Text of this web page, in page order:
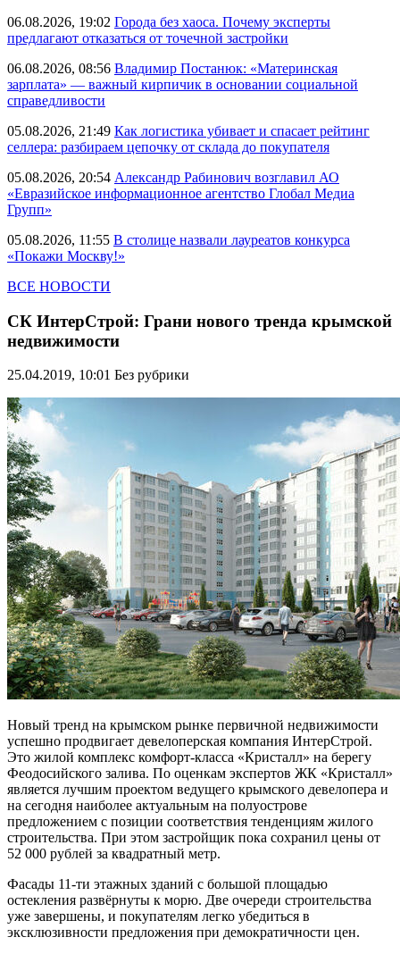
06.08.2026, 19:02 Города без хаоса. Почему эксперты
предлагают отказаться от точечной застройки
06.08.2026, 08:56 Владимир Постанюк: «Материнская
зарплата» — важный кирпичик в основании социальной
справедливости
05.08.2026, 21:49 Как логистика убивает и спасает рейтинг
селлера: разбираем цепочку от склада до покупателя
05.08.2026, 20:54 Александр Рабинович возглавил АО
«Евразийское информационное агентство Глобал Медиа
Групп»
05.08.2026, 11:55 В столице назвали лауреатов конкурса
«Покажи Москву!»
ВСЕ НОВОСТИ
СК ИнтерСтрой: Грани нового тренда крымской
недвижимости
25.04.2019, 10:01 Без рубрики
Новый тренд на крымском рынке первичной недвижимости
успешно продвигает девелоперская компания ИнтерСтрой.
Это жилой комплекс комфорт-класса «Кристалл» на берегу
Феодосийского залива. По оценкам экспертов ЖК «Кристалл»
является лучшим проектом ведущего крымского девелопера и
на сегодня наиболее актуальным на полуострове
предложением с позиции соответствия тенденциям жилого
строительства. При этом застройщик пока сохранил цены от
52 000 рублей за квадратный метр.
Фасады 11-ти этажных зданий с большой площадью
остекления развёрнуты к морю. Две очереди строительства
уже завершены, и покупателям легко убедиться в
эксклюзивности предложения при демократичности цен.